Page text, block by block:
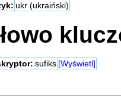
ukr (ukraiński)
sufiks [Wyświetl]